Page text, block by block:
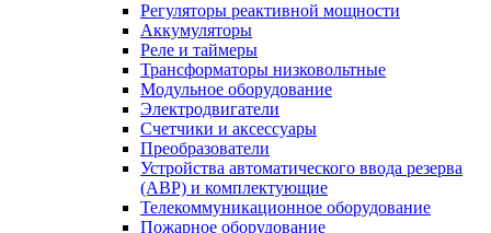
Регуляторы реактивной мощности
Аккумуляторы
Реле и таймеры
Трансформаторы низковольтные
Модульное оборудование
Электродвигатели
Счетчики и аксессуары
Преобразователи
Устройства автоматического ввода резерва
(АВР) и комплектующие
Телекоммуникационное оборудование
Пожарное оборудование